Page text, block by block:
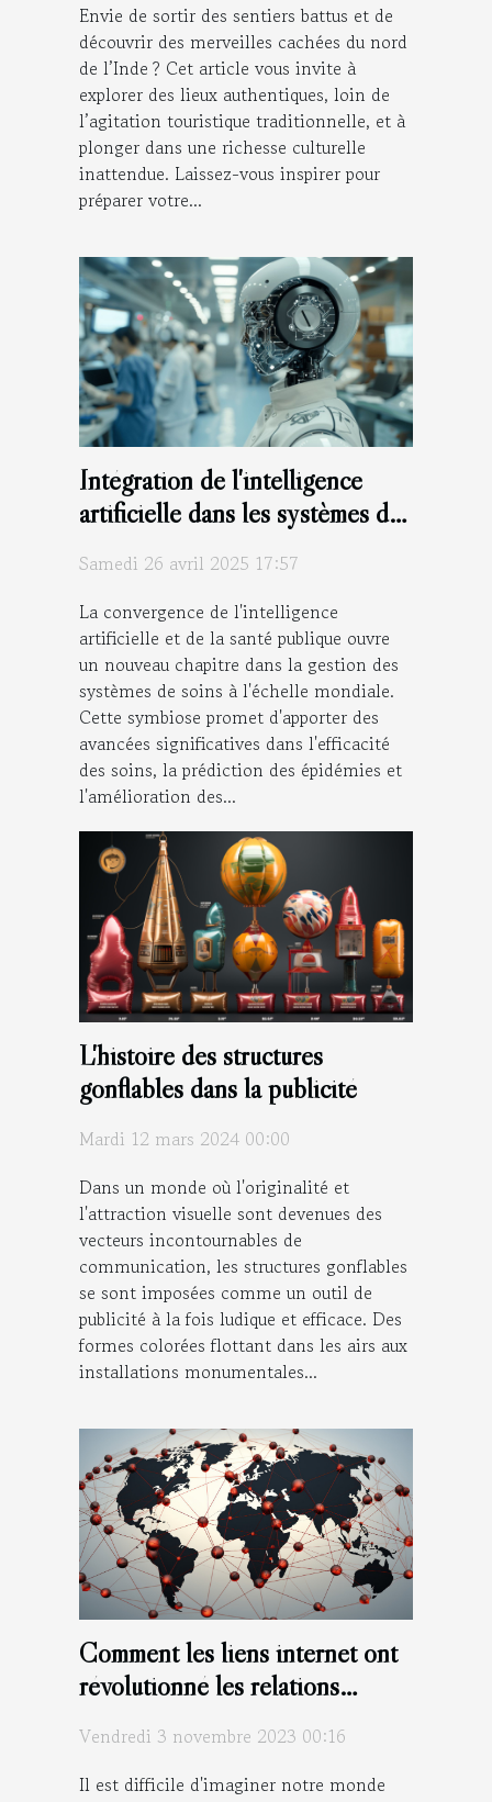
Envie de sortir des sentiers battus et de
découvrir des merveilles cachées du nord
de l’Inde ? Cet article vous invite à
explorer des lieux authentiques, loin de
l’agitation touristique traditionnelle, et à
plonger dans une richesse culturelle
inattendue. Laissez-vous inspirer pour
préparer votre...
Intégration de l'intelligence
artificielle dans les systèmes de
monde
Samedi 26 avril 2025 17:57
La convergence de l'intelligence
artificielle et de la santé publique ouvre
un nouveau chapitre dans la gestion des
systèmes de soins à l'échelle mondiale.
Cette symbiose promet d'apporter des
avancées significatives dans l'efficacité
des soins, la prédiction des épidémies et
l'amélioration des...
L'histoire des structures
gonflables dans la publicité
Mardi 12 mars 2024 00:00
Dans un monde où l'originalité et
l'attraction visuelle sont devenues des
vecteurs incontournables de
communication, les structures gonflables
se sont imposées comme un outil de
publicité à la fois ludique et efficace. Des
formes colorées flottant dans les airs aux
installations monumentales...
Comment les liens internet ont
révolutionné les relations
Vendredi 3 novembre 2023 00:16
Il est difficile d'imaginer notre monde